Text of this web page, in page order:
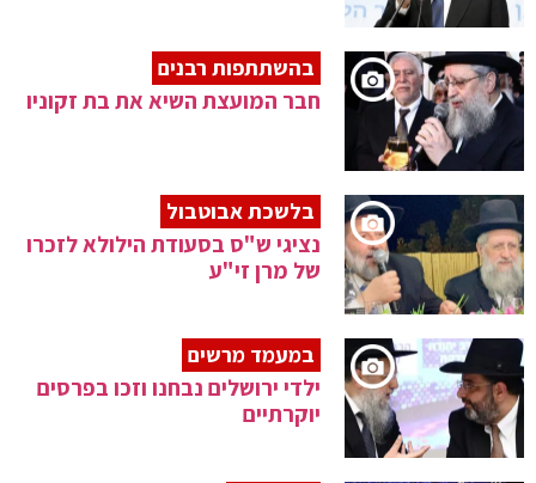
בהשתתפות רבנים
חבר המועצת השיא את בת זקוניו
בלשכת אבוטבול
נציגי ש"ס בסעודת הילולא לזכרו
של מרן זי"ע
במעמד מרשים
ילדי ירושלים נבחנו וזכו בפרסים
יוקרתיים